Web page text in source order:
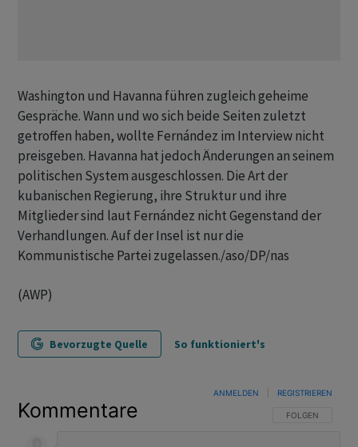
Washington und Havanna führen zugleich geheime
Gespräche. Wann und wo sich beide Seiten zuletzt
getroffen haben, wollte Fernández im Interview nicht
preisgeben. Havanna hat jedoch Änderungen an seinem
politischen System ausgeschlossen. Die Art der
kubanischen Regierung, ihre Struktur und ihre
Mitglieder sind laut Fernández nicht Gegenstand der
Verhandlungen. Auf der Insel ist nur die
Kommunistische Partei zugelassen./aso/DP/nas
(AWP)
Bevorzugte Quelle So funktioniert's
Kommentare FOLGE DIESER
FOLGEN
ANMELDEN REGISTRIEREN